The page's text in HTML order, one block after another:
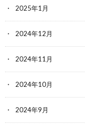
2025年1月
2024年12月
2024年11月
2024年10月
2024年9月